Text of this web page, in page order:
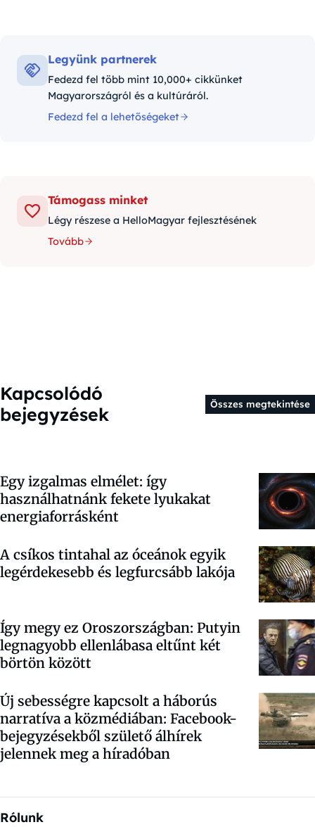
Legyünk partnerek
Fedezd fel több mint 10,000+ cikkünket
Magyarországról és a kultúráról.
Fedezd fel a lehetőségeket
Támogass minket
Légy részese a HelloMagyar fejlesztésének
Tovább
Kapcsolódó
bejegyzések
Összes megtekintése
Egy izgalmas elmélet: így
használhatnánk fekete lyukakat
energiaforrásként
A csíkos tintahal az óceánok egyik
legérdekesebb és legfurcsább lakója
Így megy ez Oroszországban: Putyin
legnagyobb ellenlábasa eltűnt két
börtön között
Új sebességre kapcsolt a háborús
narratíva a közmédiában: Facebook-
bejegyzésekből születő álhírek
jelennek meg a híradóban
Rólunk